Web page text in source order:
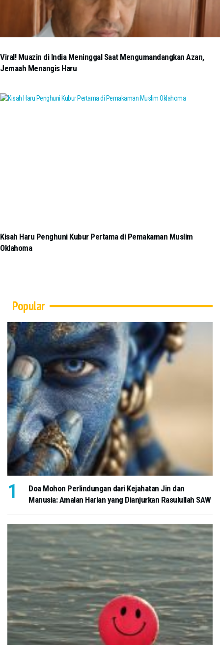
Viral! Muazin di India Meninggal Saat Mengumandangkan Azan,
Jemaah Menangis Haru
Kisah Haru Penghuni Kubur Pertama di Pemakaman Muslim
Oklahoma
Popular
Doa Mohon Perlindungan dari Kejahatan Jin dan
Manusia: Amalan Harian yang Dianjurkan Rasulullah SAW